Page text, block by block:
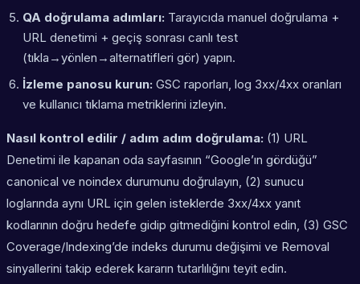
QA doğrulama adımları: Tarayıcıda manuel doğrulama +
URL denetimi + geçiş sonrası canlı test
(tıkla→yönlen→alternatifleri gör) yapın.
İzleme panosu kurun: GSC raporları, log 3xx/4xx oranları
ve kullanıcı tıklama metriklerini izleyin.
Nasıl kontrol edilir / adım adım doğrulama: (1) URL
Denetimi ile kapanan oda sayfasının “Google’ın gördüğü”
canonical ve noindex durumunu doğrulayın, (2) sunucu
loglarında aynı URL için gelen isteklerde 3xx/4xx yanıt
kodlarının doğru hedefe gidip gitmediğini kontrol edin, (3) GSC
Coverage/Indexing’de indeks durumu değişimi ve Removal
sinyallerini takip ederek kararın tutarlılığını teyit edin.